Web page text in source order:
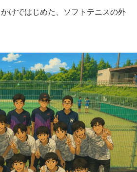
けではじめた、ソフトテニスの外